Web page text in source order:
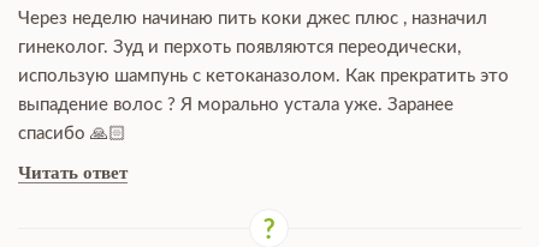
Через неделю начинаю пить коки джес плюс , назначил
гинеколог. Зуд и перхоть появляются переодически,
использую шампунь с кетоканазолом. Как прекратить это
выпадение волос ? Я морально устала уже. Заранее
спасибо 🙏🏻
Читать ответ